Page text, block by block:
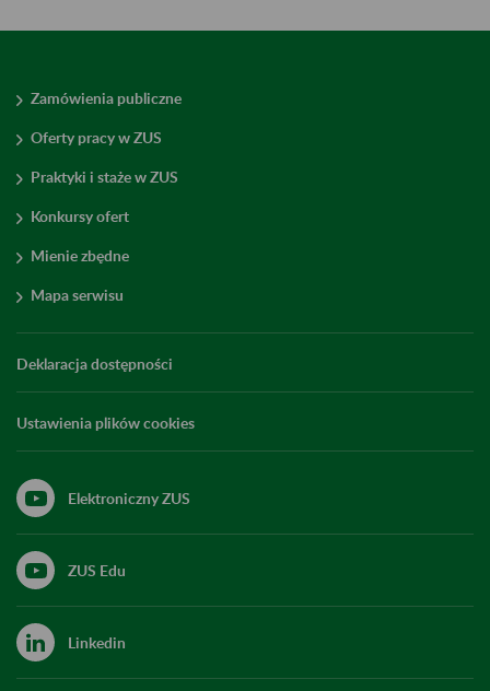
Zamówienia publiczne
Oferty pracy w ZUS
Praktyki i staże w ZUS
Konkursy ofert
Mienie zbędne
Mapa serwisu
Deklaracja dostępności
Ustawienia plików cookies
Elektroniczny ZUS
ZUS Edu
Linkedin